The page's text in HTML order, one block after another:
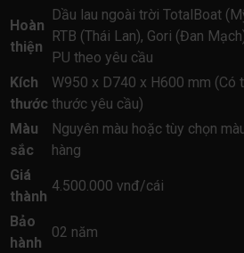
Hoàn
thiện
Dầu lau ngoài trời TotalBoat
RTB (Thái Lan), Gori (Đan
PU theo yêu cầu
Kích
thước
W950 x D740 x H600 mm (Có
thước yêu cầu)
Màu
sắc
Nguyên màu hoặc tùy chọn
hàng
Giá
thành
4.500.000 vnđ/cái
Bảo
hành
02 năm